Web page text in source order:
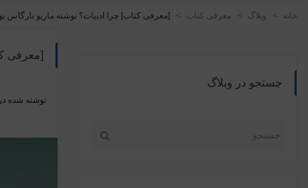
خانه > وبلاگ > معرفی کتاب > [معرفی کتاب] چرا ادبیات؟ نوشته ماریو بارگاس
جستجو در وبلاگ
[معرفی
نوشته شده